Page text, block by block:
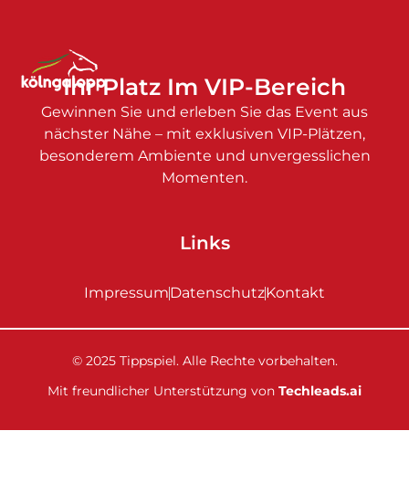
Ihr Platz Im VIP-Bereich
Gewinnen Sie und erleben Sie das Event aus
nächster Nähe – mit exklusiven VIP-Plätzen,
besonderem Ambiente und unvergesslichen
Momenten.
Links
ImpressumDatenschutzKontakt
© 2025 Tippspiel. Alle Rechte vorbehalten.
Mit freundlicher Unterstützung von Techleads.ai